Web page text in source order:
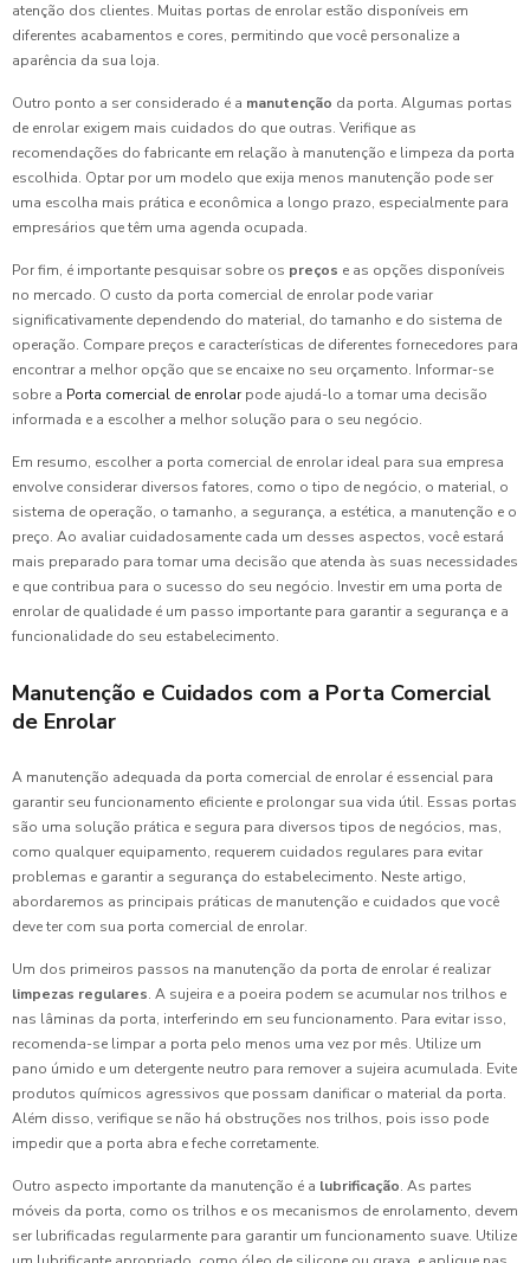
atenção dos clientes. Muitas portas de enrolar estão disponíveis em
diferentes acabamentos e cores, permitindo que você personalize a
aparência da sua loja.
Outro ponto a ser considerado é a manutenção da porta. Algumas portas
de enrolar exigem mais cuidados do que outras. Verifique as
recomendações do fabricante em relação à manutenção e limpeza da porta
escolhida. Optar por um modelo que exija menos manutenção pode ser
uma escolha mais prática e econômica a longo prazo, especialmente para
empresários que têm uma agenda ocupada.
Por fim, é importante pesquisar sobre os preços e as opções disponíveis
no mercado. O custo da porta comercial de enrolar pode variar
significativamente dependendo do material, do tamanho e do sistema de
operação. Compare preços e características de diferentes fornecedores para
encontrar a melhor opção que se encaixe no seu orçamento. Informar-se
sobre a Porta comercial de enrolarpode ajudá-lo a tomar uma decisão
informada e a escolher a melhor solução para o seu negócio.
Em resumo, escolher a porta comercial de enrolar ideal para sua empresa
envolve considerar diversos fatores, como o tipo de negócio, o material, o
sistema de operação, o tamanho, a segurança, a estética, a manutenção e o
preço. Ao avaliar cuidadosamente cada um desses aspectos, você estará
mais preparado para tomar uma decisão que atenda às suas necessidades
e que contribua para o sucesso do seu negócio. Investir em uma porta de
enrolar de qualidade é um passo importante para garantir a segurança e a
funcionalidade do seu estabelecimento.
Manutenção e Cuidados com a Porta Comercial
de Enrolar
A manutenção adequada da porta comercial de enrolar é essencial para
garantir seu funcionamento eficiente e prolongar sua vida útil. Essas portas
são uma solução prática e segura para diversos tipos de negócios, mas,
como qualquer equipamento, requerem cuidados regulares para evitar
problemas e garantir a segurança do estabelecimento. Neste artigo,
abordaremos as principais práticas de manutenção e cuidados que você
deve ter com sua porta comercial de enrolar.
Um dos primeiros passos na manutenção da porta de enrolar é realizar
limpezas regulares. A sujeira e a poeira podem se acumular nos trilhos e
nas lâminas da porta, interferindo em seu funcionamento. Para evitar isso,
recomenda-se limpar a porta pelo menos uma vez por mês. Utilize um
pano úmido e um detergente neutro para remover a sujeira acumulada. Evite
produtos químicos agressivos que possam danificar o material da porta.
Além disso, verifique se não há obstruções nos trilhos, pois isso pode
impedir que a porta abra e feche corretamente.
Outro aspecto importante da manutenção é a lubrificação. As partes
móveis da porta, como os trilhos e os mecanismos de enrolamento, devem
ser lubrificadas regularmente para garantir um funcionamento suave. Utilize